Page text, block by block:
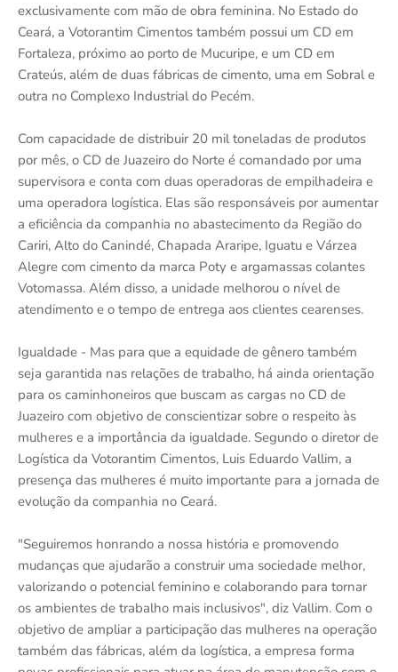
exclusivamente com mão de obra feminina. No Estado do
Ceará, a Votorantim Cimentos também possui um CD em
Fortaleza, próximo ao porto de Mucuripe, e um CD em
Crateús, além de duas fábricas de cimento, uma em Sobral e
outra no Complexo Industrial do Pecém.
Com capacidade de distribuir 20 mil toneladas de produtos
por mês, o CD de Juazeiro do Norte é comandado por uma
supervisora e conta com duas operadoras de empilhadeira e
uma operadora logística. Elas são responsáveis por aumentar
a eficiência da companhia no abastecimento da Região do
Cariri, Alto do Canindé, Chapada Araripe, Iguatu e Várzea
Alegre com cimento da marca Poty e argamassas colantes
Votomassa. Além disso, a unidade melhorou o nível de
atendimento e o tempo de entrega aos clientes cearenses.
Igualdade - Mas para que a equidade de gênero também
seja garantida nas relações de trabalho, há ainda orientação
para os caminhoneiros que buscam as cargas no CD de
Juazeiro com objetivo de conscientizar sobre o respeito às
mulheres e a importância da igualdade. Segundo o diretor de
Logística da Votorantim Cimentos, Luis Eduardo Vallim, a
presença das mulheres é muito importante para a jornada de
evolução da companhia no Ceará.
"Seguiremos honrando a nossa história e promovendo
mudanças que ajudarão a construir uma sociedade melhor,
valorizando o potencial feminino e colaborando para tornar
os ambientes de trabalho mais inclusivos", diz Vallim. Com o
objetivo de ampliar a participação das mulheres na operação
também das fábricas, além da logística, a empresa forma